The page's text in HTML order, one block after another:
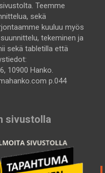
Teemme
sekä
kuuluu myös
tekeminen ja
sekä tabletilla että
10900 Hanko.
p.044
sivustolla